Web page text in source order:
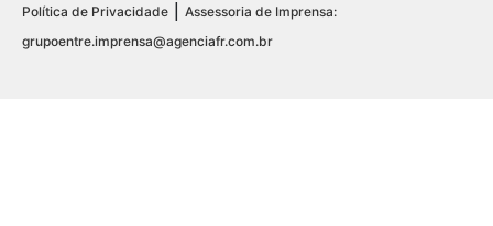
Política de Privacidade
Assessoria de Imprensa:
grupoentre.imprensa@agenciafr.com.br